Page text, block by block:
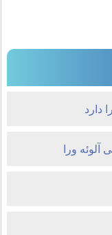
دارد
ورا